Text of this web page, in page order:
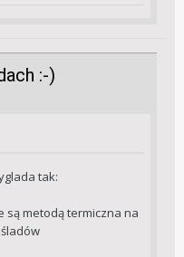
:-)
tak:
metodą termiczna na